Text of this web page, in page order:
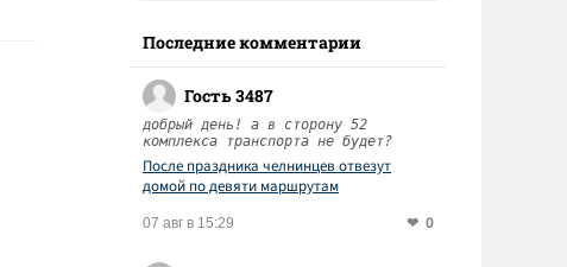
Последние комментарии
Гость 3487
добрый день! а в сторону 52
комплекса транспорта не будет?
После праздника челнинцев отвезут
домой по девяти маршрутам
07 авг в 15:29 0